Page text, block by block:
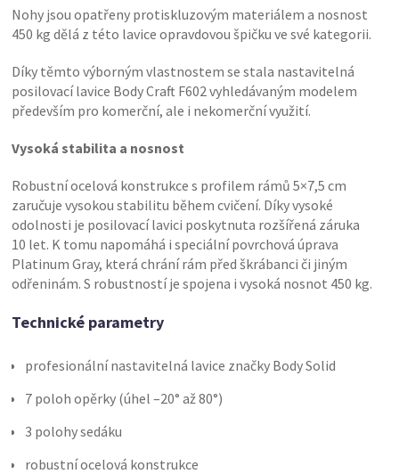
Nohy jsou opatřeny protiskluzovým materiálem a nosnost
450 kg dělá z této lavice opravdovou špičku ve své kategorii.
Díky těmto výborným vlastnostem se stala nastavitelná
posilovací lavice Body Craft F602 vyhledávaným modelem
především pro komerční, ale i nekomerční využití.
Vysoká stabilita a nosnost
Robustní ocelová konstrukce s profilem rámů 5×7,5 cm
zaručuje vysokou stabilitu během cvičení. Díky vysoké
odolnosti je posilovací lavici poskytnuta rozšířená záruka
10 let. K tomu napomáhá i speciální povrchová úprava
Platinum Gray, která chrání rám před škrábanci či jiným
odřeninám. S robustností je spojena i vysoká nosnot 450 kg.
Technické parametry
profesionální nastavitelná lavice značky Body Solid
7 poloh opěrky (úhel –20° až 80°)
3 polohy sedáku
robustní ocelová konstrukce